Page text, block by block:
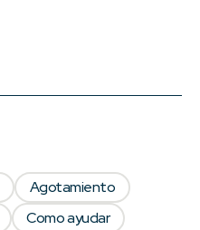
Agotamiento
Como ayudar